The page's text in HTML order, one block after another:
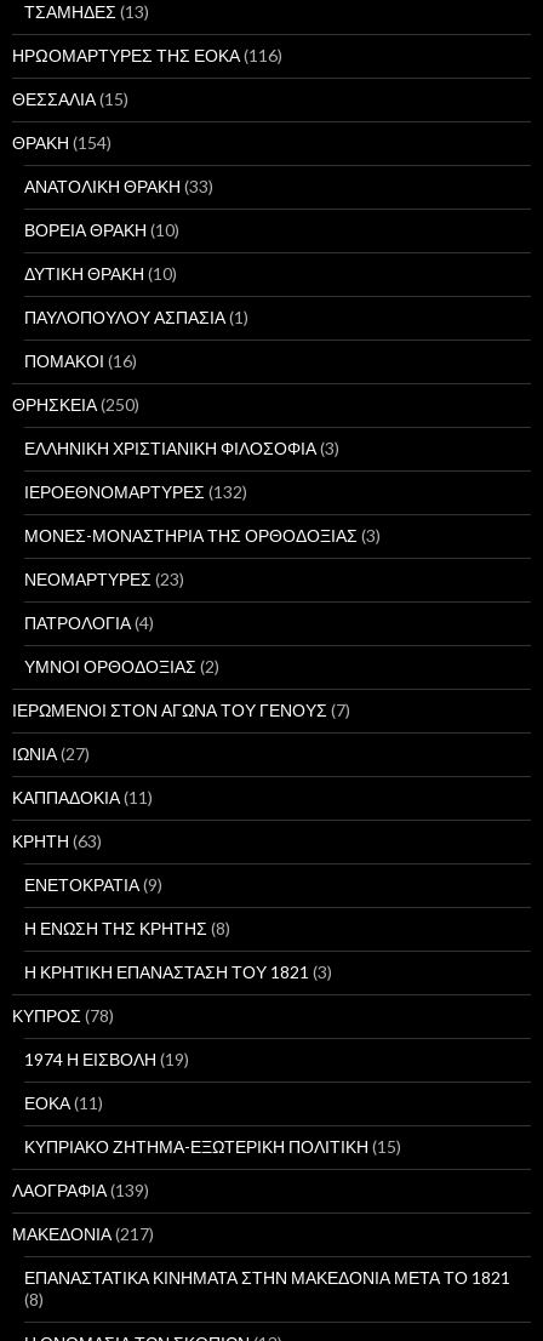
ΤΣΑΜΗΔΕΣ (13)
ΗΡΩΟΜΑΡΤΥΡΕΣ ΤΗΣ ΕΟΚΑ(116)
ΘΕΣΣΑΛΙΑ(15)
ΘΡΑΚΗ (154)
ΑΝΑΤΟΛΙΚΗ ΘΡΑΚΗ (33)
ΒΟΡΕΙΑ ΘΡΑΚΗ (10)
ΔΥΤΙΚΗ ΘΡΑΚΗ (10)
ΠΑΥΛΟΠΟΥΛΟΥ ΑΣΠΑΣΙΑ(1)
ΠΟΜΑΚΟΙ (16)
ΘΡΗΣΚΕΙΑ(250)
ΕΛΛΗΝΙΚΗ ΧΡΙΣΤΙΑΝΙΚΗ ΦΙΛΟΣΟΦΙΑ(3)
ΙΕΡΟΕΘΝΟΜΑΡΤΥΡΕΣ (132)
ΜΟΝΕΣ-ΜΟΝΑΣΤΗΡΙΑ ΤΗΣ ΟΡΘΟΔΟΞΙΑΣ (3)
ΝΕΟΜΑΡΤΥΡΕΣ (23)
ΠΑΤΡΟΛΟΓΙΑ(4)
ΥΜΝΟΙ ΟΡΘΟΔΟΞΙΑΣ (2)
ΙΕΡΩΜΕΝΟΙ ΣΤΟΝ ΑΓΩΝΑ ΤΟΥ ΓΕΝΟΥΣ (7)
ΙΩΝΙΑ(27)
ΚΑΠΠΑΔΟΚΙΑ(11)
ΚΡΗΤΗ (63)
ΕΝΕΤΟΚΡΑΤΙΑ(9)
Η ΕΝΩΣΗ ΤΗΣ ΚΡΗΤΗΣ (8)
Η ΚΡΗΤΙΚΗ ΕΠΑΝΑΣΤΑΣΗ ΤΟΥ 1821 (3)
ΚΥΠΡΟΣ (78)
1974 Η ΕΙΣΒΟΛΗ (19)
ΕΟΚΑ(11)
ΚΥΠΡΙΑΚΟ ΖΗΤΗΜΑ-ΕΞΩΤΕΡΙΚΗ ΠΟΛΙΤΙΚΗ (15)
ΛΑΟΓΡΑΦΙΑ(139)
ΜΑΚΕΔΟΝΙΑ(217)
ΕΠΑΝΑΣΤΑΤΙΚΑ ΚΙΝΗΜΑΤΑ ΣΤΗΝ ΜΑΚΕΔΟΝΙΑ ΜΕΤΑ ΤΟ 1821
(8)